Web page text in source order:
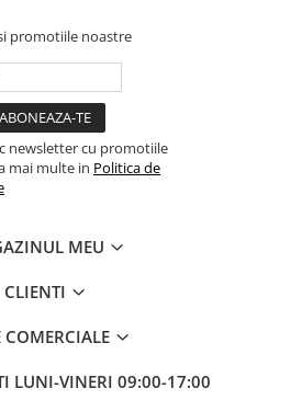
promotiile noastre
newsletter cu promotiile
mai multe in Politica de
MEU
CLIENTI
COMERCIALE
LUNI-VINERI 09:00-17:00